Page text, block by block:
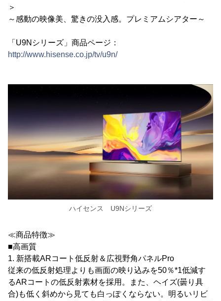
＞
～感動の映像美、驚きの没入感。プレミアムシアター～
「U9Nシリーズ」商品ページ：
http://www.hisense.co.jp/tv/u9n/
ハイセンス U9Nシリーズ
≪商品特徴≫
■高画質
1. 新搭載ARコート低反射＆広視野角パネルPro
従来の低反射処理よりも画面の映り込みを50％*1低減す
るARコートの低反射素材を採用。また、ヘイズ(曇り具
合)も低く斜めから見ても白っぽくならない。明るいリビ